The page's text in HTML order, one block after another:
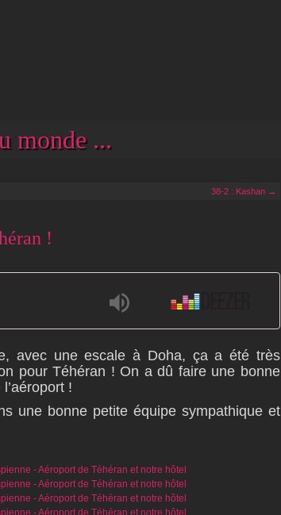
monde ...
38-2 : Kashan →
!
avec une escale à Doha, ça a été très
pour Téhéran ! On a dû faire une bonne
!
une bonne petite équipe sympathique et